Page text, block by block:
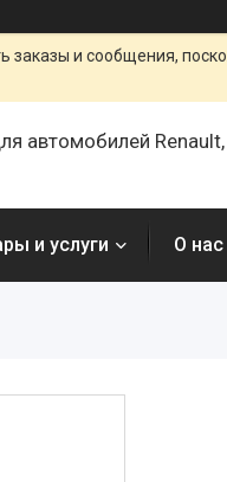
и сообщения,
автомобилей Renault,
и услуги О нас